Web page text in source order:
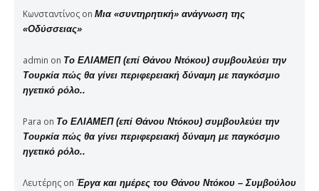
Κωνσταντίνος on Μια «συντηρητική» ανάγνωση της
«Οδύσσειας»
admin on Το ΕΛΙΑΜΕΠ (επί Θάνου Ντόκου) συμβουλεύει την
Τουρκία πώς θα γίνει περιφερειακή δύναμη με παγκόσμιο
ηγετικό ρόλο..
Para on Το ΕΛΙΑΜΕΠ (επί Θάνου Ντόκου) συμβουλεύει την
Τουρκία πώς θα γίνει περιφερειακή δύναμη με παγκόσμιο
ηγετικό ρόλο..
Λευτέρης on Έργα και ημέρες του Θάνου Ντόκου – Συμβούλου